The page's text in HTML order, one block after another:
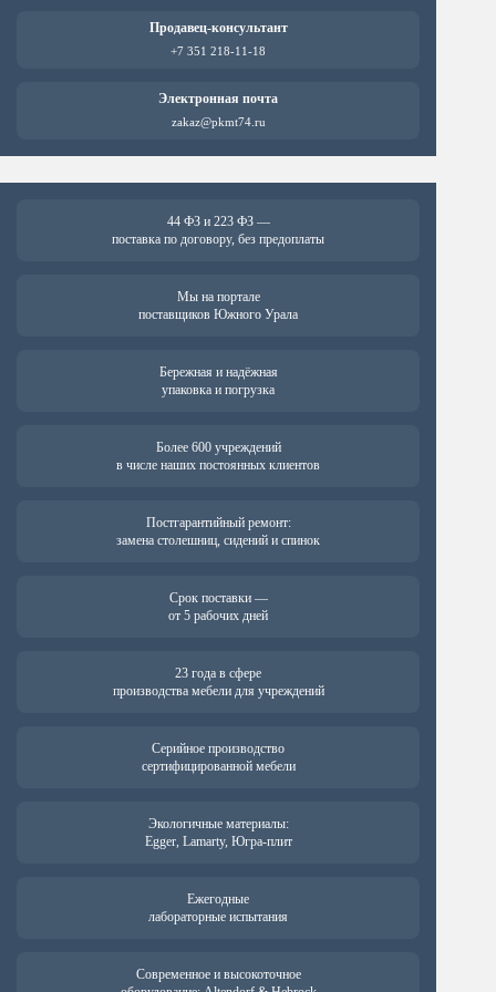
Продавец-консультант
+7 351 218-11-18
Электронная почта
zakaz@pkmt74.ru
44 ФЗ и 223 ФЗ —
поставка по договору, без предоплаты
Мы на портале
поставщиков Южного Урала
Бережная и надёжная
упаковка и погрузка
Более 600 учреждений
в числе наших постоянных клиентов
Постгарантийный ремонт:
замена столешниц, сидений и спинок
Срок поставки —
от 5 рабочих дней
23 года в сфере
производства мебели для учреждений
Серийное производство
сертифицированной мебели
Экологичные материалы:
Egger, Lamarty, Югра-плит
Ежегодные
лабораторные испытания
Современное и высокоточное